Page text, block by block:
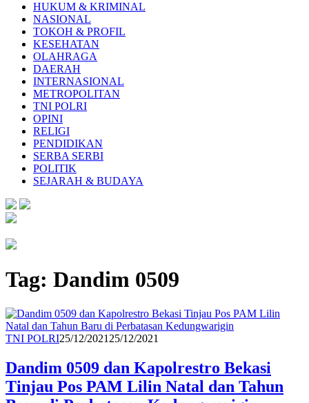
HUKUM & KRIMINAL
NASIONAL
TOKOH & PROFIL
KESEHATAN
OLAHRAGA
DAERAH
INTERNASIONAL
METROPOLITAN
TNI POLRI
OPINI
RELIGI
PENDIDIKAN
SERBA SERBI
POLITIK
SEJARAH & BUDAYA
Tag: Dandim 0509
TNI POLRIRedaksi
25/12/2021 25/12/2021
Dandim 0509 dan Kapolrestro Bekasi
Tinjau Pos PAM Lilin Natal dan Tahun